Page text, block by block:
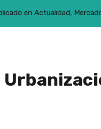
en Actualidad,